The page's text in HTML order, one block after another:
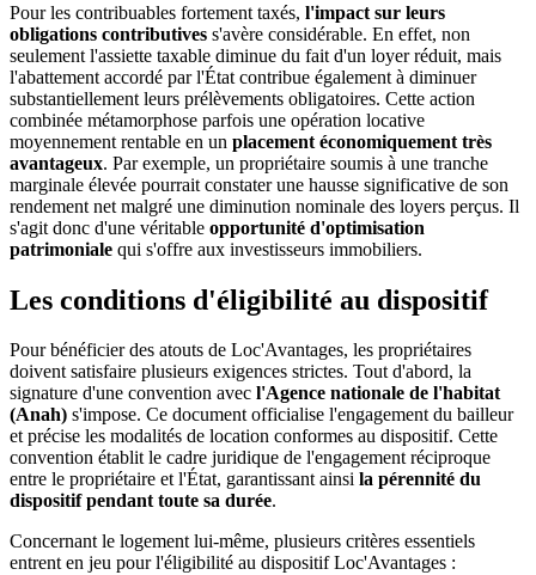
Pour les contribuables fortement taxés, l'impact sur leurs
obligations contributives s'avère considérable. En effet, non
seulement l'assiette taxable diminue du fait d'un loyer réduit, mais
l'abattement accordé par l'État contribue également à diminuer
substantiellement leurs prélèvements obligatoires. Cette action
combinée métamorphose parfois une opération locative
moyennement rentable en un placement économiquement très
avantageux. Par exemple, un propriétaire soumis à une tranche
marginale élevée pourrait constater une hausse significative de son
rendement net malgré une diminution nominale des loyers perçus. Il
s'agit donc d'une véritable opportunité d'optimisation
patrimoniale qui s'offre aux investisseurs immobiliers.
Les conditions d'éligibilité au dispositif
Pour bénéficier des atouts de Loc'Avantages, les propriétaires
doivent satisfaire plusieurs exigences strictes. Tout d'abord, la
signature d'une convention avec l'Agence nationale de l'habitat
(Anah) s'impose. Ce document officialise l'engagement du bailleur
et précise les modalités de location conformes au dispositif. Cette
convention établit le cadre juridique de l'engagement réciproque
entre le propriétaire et l'État, garantissant ainsi la pérennité du
dispositif pendant toute sa durée.
Concernant le logement lui-même, plusieurs critères essentiels
entrent en jeu pour l'éligibilité au dispositif Loc'Avantages :